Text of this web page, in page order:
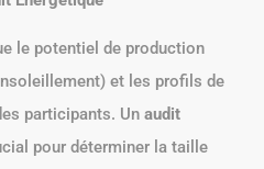
le potentiel de production
et les profils de
participants. Un audit
pour déterminer la taille